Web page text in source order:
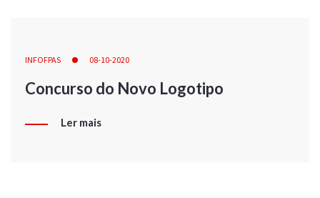
INFOFPAS 08-10-2020
Concurso do Novo Logotipo
Ler mais